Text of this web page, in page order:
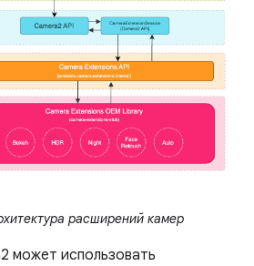
расширений камер
может использовать